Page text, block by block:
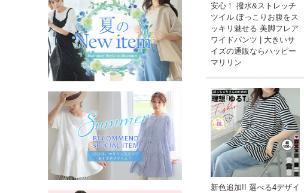
安心！ 撥水&ストレッチ
ツイル ぽっこりお腹をス
ッキリ魅せる 美脚フレア
ワイドパンツ | 大きいサ
イズの通販ならハッピー
マリリン
新色追加!! 選べる4デザイ